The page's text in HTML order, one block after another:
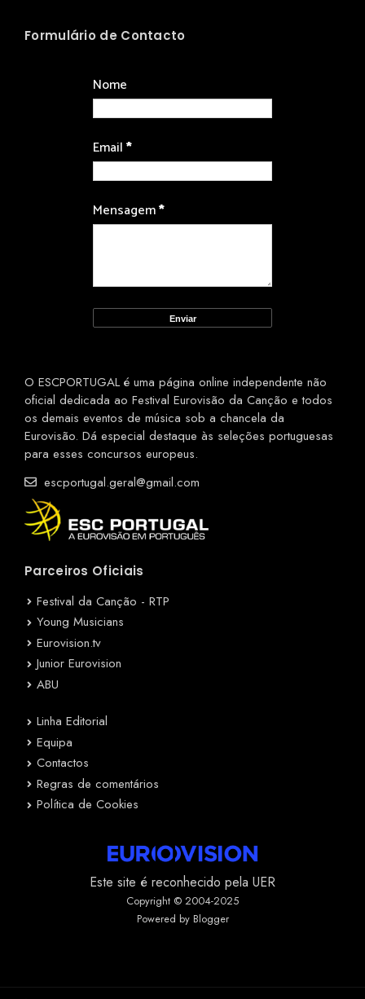
Formulário de Contacto
Nome
Email*
Mensagem*
O ESCPORTUGAL é uma página online independente não
oficial dedicada ao Festival Eurovisão da Canção e todos
os demais eventos de música sob a chancela da
Eurovisão. Dá especial destaque às seleções portuguesas
para esses concursos europeus.
escportugal.geral@gmail.com
Parceiros Oficiais
Festival da Canção - RTP
Young Musicians
Eurovision.tv
Junior Eurovision
ABU
Linha Editorial
Equipa
Contactos
Regras de comentários
Política de Cookies
Este site é reconhecido pela UER
Copyright © 2004-2025
Powered by Blogger